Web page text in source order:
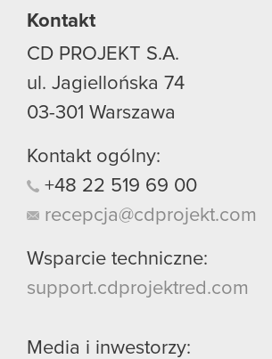
Kontakt
CD PROJEKT S.A.
ul. Jagiellońska 74
03-301 Warszawa
Kontakt ogólny:
+48 22 519 69 00
recepcja@cdprojekt.com
Wsparcie techniczne:
support.cdprojektred.com
Media i inwestorzy: